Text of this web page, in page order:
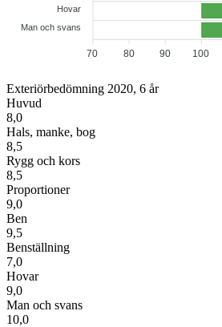
Hovar
Man och svans
100
90
80
70
Exteriörbedömning 2020, 6 år
Huvud
8,0
Hals, manke, bog
8,5
Rygg och kors
8,5
Proportioner
9,0
Ben
9,5
Benställning
7,0
Hovar
9,0
Man och svans
10,0